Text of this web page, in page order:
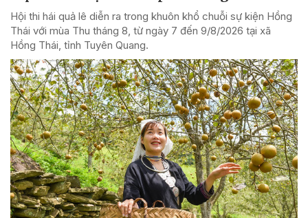
Hội thi hái quả lê diễn ra trong khuôn khổ chuỗi sự kiện Hồng
Thái với mùa Thu tháng 8, từ ngày 7 đến 9/8/2026 tại xã
Hồng Thái, tỉnh Tuyên Quang.